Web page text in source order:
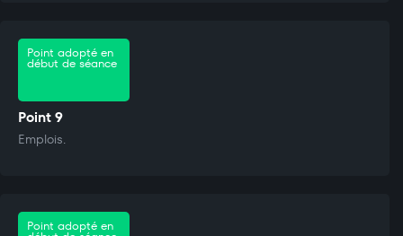
Point adopté en
début de séance
Point 9
Emplois.
Point adopté en